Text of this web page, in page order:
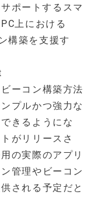
ポートするスマ
上における
構築を支援す
ーコン構築方法
プルかつ強力な
きるようにな
がリリースさ
の実際のアプリ
管理やビーコン
される予定だと